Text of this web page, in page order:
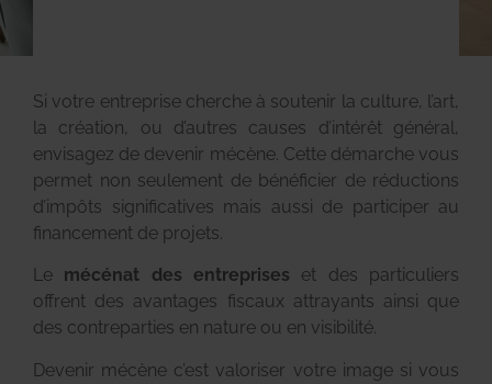
Si votre entreprise cherche à soutenir la culture, l’art,
la création, ou d’autres causes d’intérêt général,
envisagez de devenir mécène. Cette démarche vous
permet non seulement de bénéficier de réductions
d’impôts significatives mais aussi de participer au
financement de projets.
Le mécénat des entreprises et des particuliers
offrent des avantages fiscaux attrayants ainsi que
des contreparties en nature ou en visibilité.
Devenir mécène c’est valoriser votre image si vous